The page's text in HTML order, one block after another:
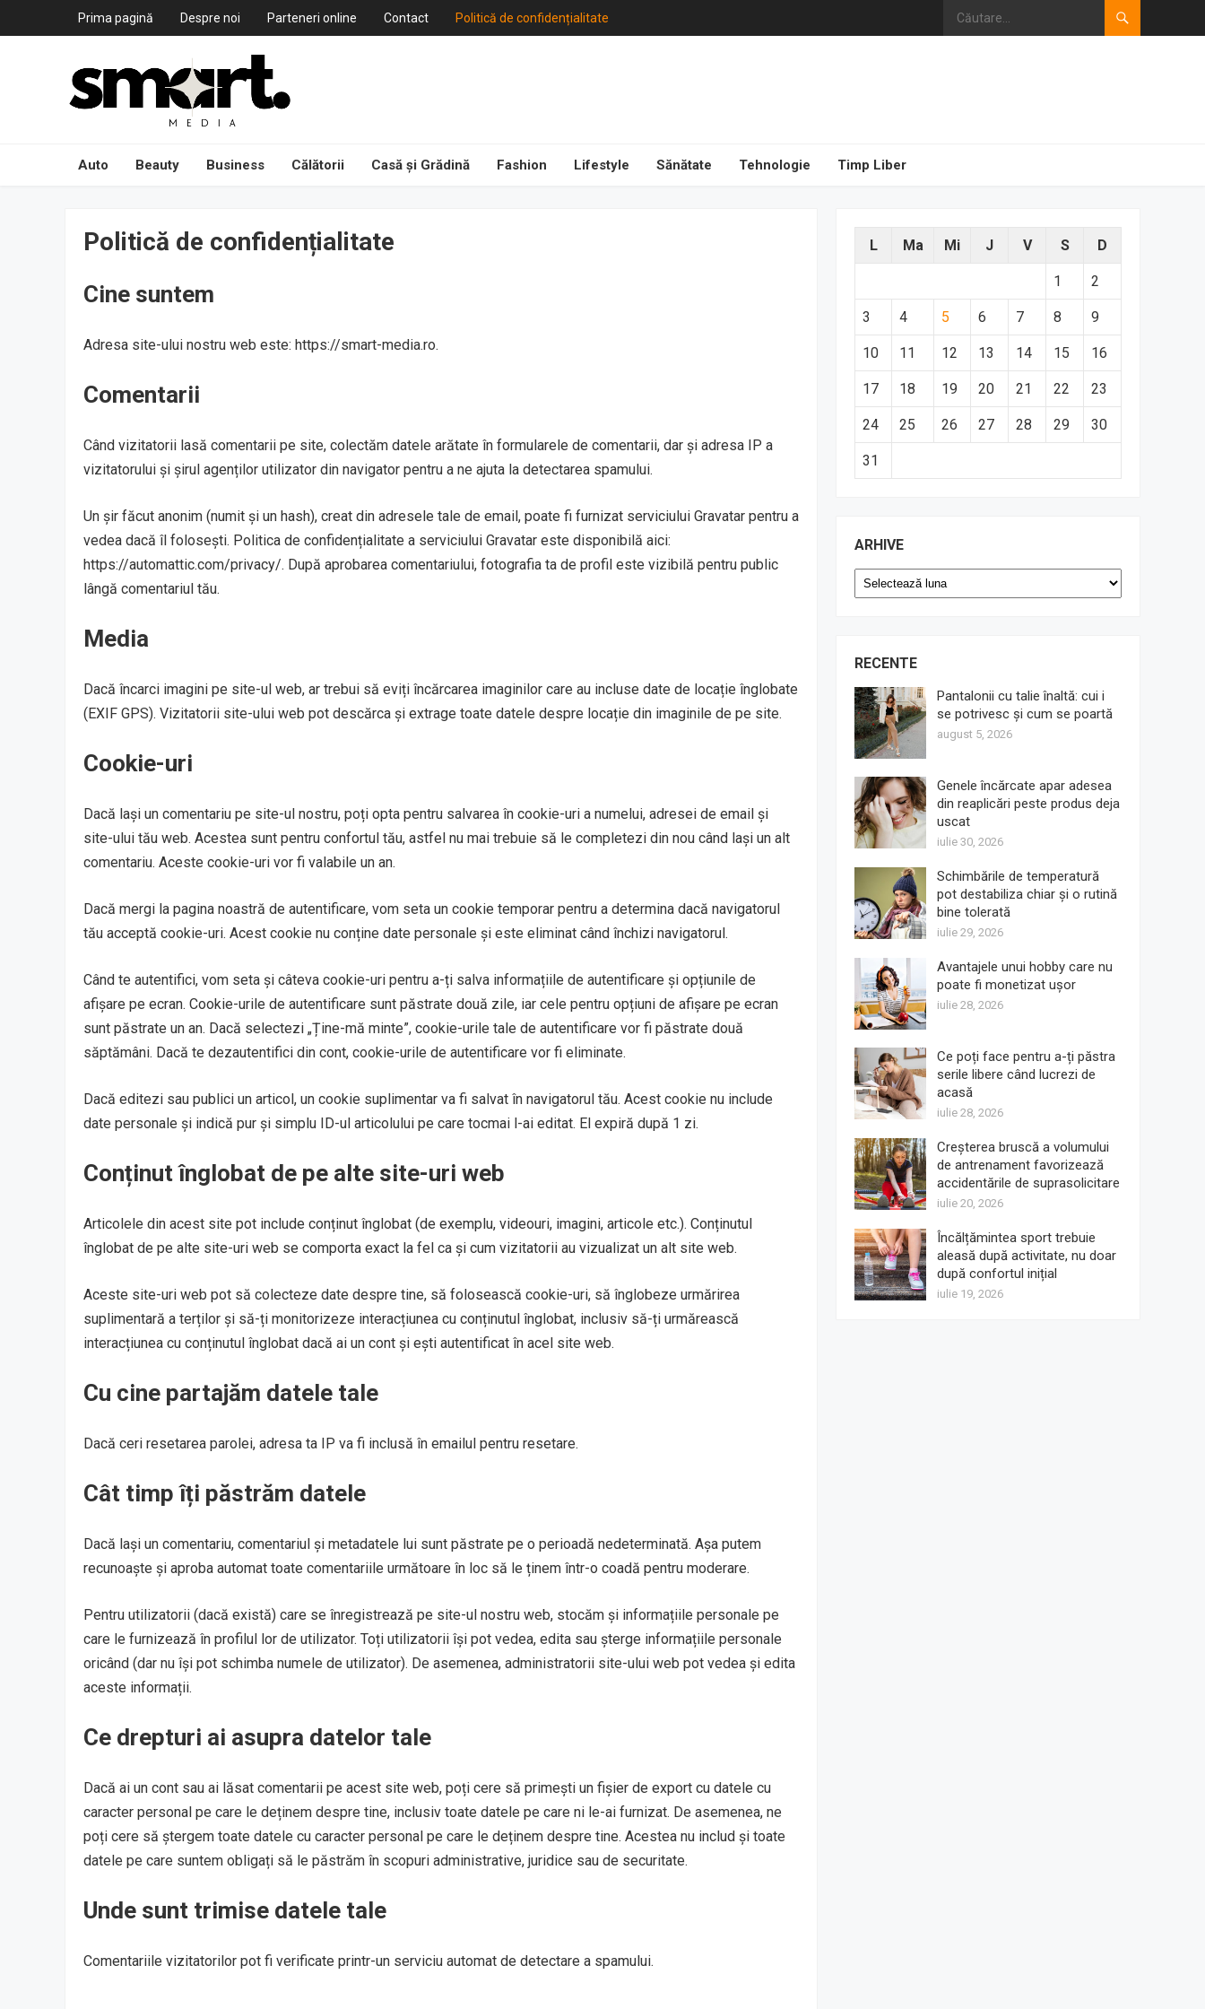
Prima pagină Despre noi Parteneri online Contact Politică de confidențialitate
Auto Beauty Business Călătorii Casă și Grădină Fashion Lifestyle Sănătate Tehnologie Timp Liber
Politică de confidențialitate
Cine suntem
Adresa site-ului nostru web este: https://smart-media.ro.
Comentarii
Când vizitatorii lasă comentarii pe site, colectăm datele arătate în formularele de comentarii, dar și adresa IP a
vizitatorului și șirul agenților utilizator din navigator pentru a ne ajuta la detectarea spamului.
Un șir făcut anonim (numit și un hash), creat din adresele tale de email, poate fi furnizat serviciului Gravatar pentru a
vedea dacă îl folosești. Politica de confidențialitate a serviciului Gravatar este disponibilă aici:
https://automattic.com/privacy/. După aprobarea comentariului, fotografia ta de profil este vizibilă pentru public
lângă comentariul tău.
Media
Dacă încarci imagini pe site-ul web, ar trebui să eviți încărcarea imaginilor care au incluse date de locație înglobate
(EXIF GPS). Vizitatorii site-ului web pot descărca și extrage toate datele despre locație din imaginile de pe site.
Cookie-uri
Dacă lași un comentariu pe site-ul nostru, poți opta pentru salvarea în cookie-uri a numelui, adresei de email și
site-ului tău web. Acestea sunt pentru confortul tău, astfel nu mai trebuie să le completezi din nou când lași un alt
comentariu. Aceste cookie-uri vor fi valabile un an.
Dacă mergi la pagina noastră de autentificare, vom seta un cookie temporar pentru a determina dacă navigatorul
tău acceptă cookie-uri. Acest cookie nu conține date personale și este eliminat când închizi navigatorul.
Când te autentifici, vom seta și câteva cookie-uri pentru a-ți salva informațiile de autentificare și opțiunile de
afișare pe ecran. Cookie-urile de autentificare sunt păstrate două zile, iar cele pentru opțiuni de afișare pe ecran
sunt păstrate un an. Dacă selectezi „Ține-mă minte”, cookie-urile tale de autentificare vor fi păstrate două
săptămâni. Dacă te dezautentifici din cont, cookie-urile de autentificare vor fi eliminate.
Dacă editezi sau publici un articol, un cookie suplimentar va fi salvat în navigatorul tău. Acest cookie nu include
date personale și indică pur și simplu ID-ul articolului pe care tocmai l-ai editat. El expiră după 1 zi.
Conținut înglobat de pe alte site-uri web
Articolele din acest site pot include conținut înglobat (de exemplu, videouri, imagini, articole etc.). Conținutul
înglobat de pe alte site-uri web se comporta exact la fel ca și cum vizitatorii au vizualizat un alt site web.
Aceste site-uri web pot să colecteze date despre tine, să folosească cookie-uri, să înglobeze urmărirea
suplimentară a terților și să-ți monitorizeze interacțiunea cu conținutul înglobat, inclusiv să-ți urmărească
interacțiunea cu conținutul înglobat dacă ai un cont și ești autentificat în acel site web.
Cu cine partajăm datele tale
Dacă ceri resetarea parolei, adresa ta IP va fi inclusă în emailul pentru resetare.
Cât timp îți păstrăm datele
Dacă lași un comentariu, comentariul și metadatele lui sunt păstrate pe o perioadă nedeterminată. Așa putem
recunoaște și aproba automat toate comentariile următoare în loc să le ținem într-o coadă pentru moderare.
Pentru utilizatorii (dacă există) care se înregistrează pe site-ul nostru web, stocăm și informațiile personale pe
care le furnizează în profilul lor de utilizator. Toți utilizatorii își pot vedea, edita sau șterge informațiile personale
oricând (dar nu își pot schimba numele de utilizator). De asemenea, administratorii site-ului web pot vedea și edita
aceste informații.
Ce drepturi ai asupra datelor tale
Dacă ai un cont sau ai lăsat comentarii pe acest site web, poți cere să primești un fișier de export cu datele cu
caracter personal pe care le deținem despre tine, inclusiv toate datele pe care ni le-ai furnizat. De asemenea, ne
poți cere să ștergem toate datele cu caracter personal pe care le deținem despre tine. Acestea nu includ și toate
datele pe care suntem obligați să le păstrăm în scopuri administrative, juridice sau de securitate.
Unde sunt trimise datele tale
Comentariile vizitatorilor pot fi verificate printr-un serviciu automat de detectare a spamului.
L Ma Mi J V S D
1 2
3 4 5 6 7 8 9
10 11 12 13 14 15 16
17 18 19 20 21 22 23
24 25 26 27 28 29 30
31
ARHIVE
Arhive
RECENTE
Pantalonii cu talie înaltă: cui i
se potrivesc și cum se poartă
august 5, 2026
Genele încărcate apar adesea
din reaplicări peste produs deja
uscat
iulie 30, 2026
Schimbările de temperatură
pot destabiliza chiar și o rutină
bine tolerată
iulie 29, 2026
Avantajele unui hobby care nu
poate fi monetizat ușor
iulie 28, 2026
Ce poți face pentru a-ți păstra
serile libere când lucrezi de
acasă
iulie 28, 2026
Creșterea bruscă a volumului
de antrenament favorizează
accidentările de suprasolicitare
iulie 20, 2026
Încălțămintea sport trebuie
aleasă după activitate, nu doar
după confortul inițial
iulie 19, 2026